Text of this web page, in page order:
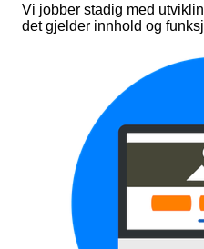
Vi jobber stadig med
det gjelder innhold og